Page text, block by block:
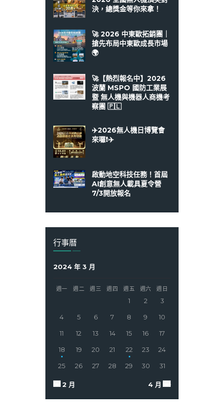
決，總獎金等你來拿！
🚀 2026 中東歐拓銷團｜
搶先布局中東歐成長市場
🌍
🚀【熱烈報名中】2026
波蘭 MSPO 國防工業展
暨 無人機與機器人商機考
察團 🇵🇱
✈️2026無人機日博覽會
來囉❗️✈️
啟動地空科技任務！首屆
AI創意無人載具夏令營
7/3開放報名
行事曆
2024 年 3 月
週一 週二 週三 週四 週五 週六 週日
1 2 3
4 5 6 7 8 9 10
11 12 13 14 15 16 17
18 19 20 21 22 23 24
25 26 27 28 29 30 31
« 2 月 4 月 »